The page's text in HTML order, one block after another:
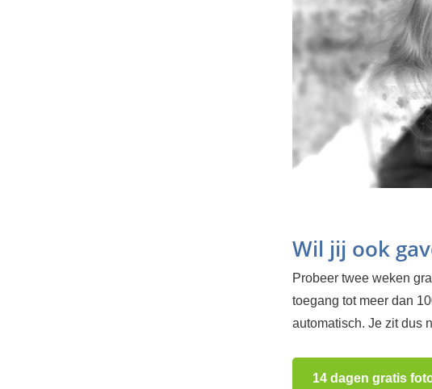
Wil jij ook
Probeer twee weken
toegang tot meer dan
automatisch. Je zit dus
14 dagen gratis